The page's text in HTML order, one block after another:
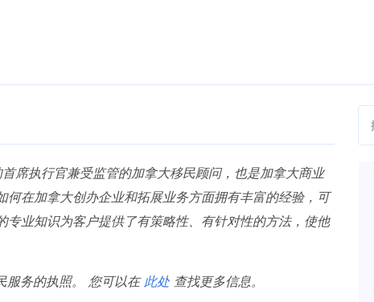
席执行官兼受监管的加拿大移民顾问，也是加拿大商业
在加拿大创办企业和拓展业务方面拥有丰富的经验，可
业知识为客户提供了有策略性、有针对性的方法，使他
服务的执照。 您可以在 此处查找更多信息。